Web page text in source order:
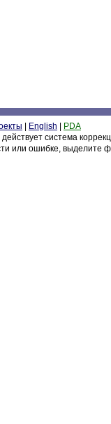
English
PDA
действует система
или ошибке, выделите